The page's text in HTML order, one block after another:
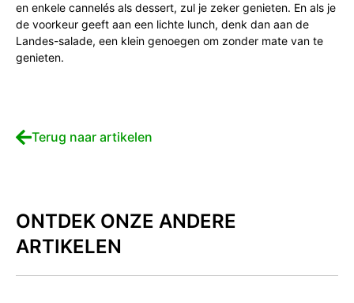
en enkele cannelés als dessert, zul je zeker genieten. En als je
de voorkeur geeft aan een lichte lunch, denk dan aan de
Landes-salade, een klein genoegen om zonder mate van te
genieten.
Terug naar artikelen
ONTDEK ONZE ANDERE
ARTIKELEN